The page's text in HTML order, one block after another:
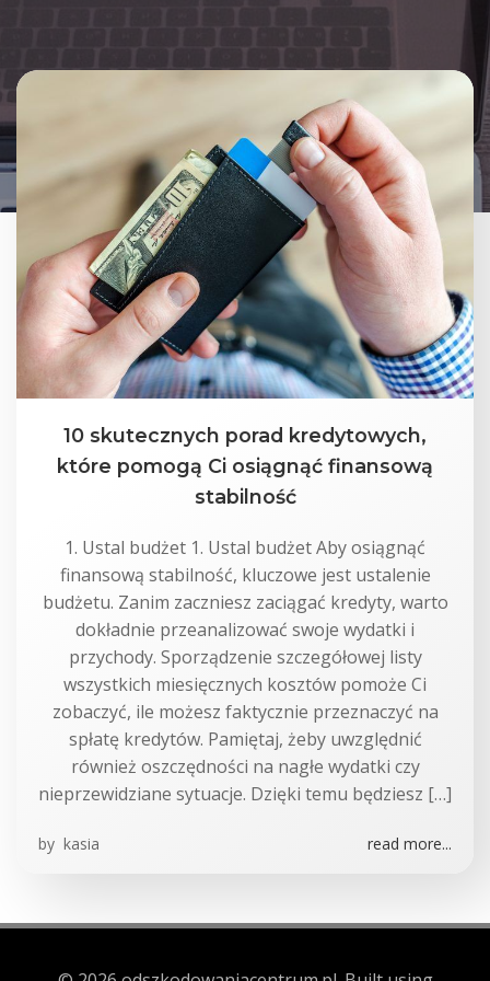
10 skutecznych porad kredytowych,
które pomogą Ci osiągnąć finansową
stabilność
1. Ustal budżet 1. Ustal budżet Aby osiągnąć
finansową stabilność, kluczowe jest ustalenie
budżetu. Zanim zaczniesz zaciągać kredyty, warto
dokładnie przeanalizować swoje wydatki i
przychody. Sporządzenie szczegółowej listy
wszystkich miesięcznych kosztów pomoże Ci
zobaczyć, ile możesz faktycznie przeznaczyć na
spłatę kredytów. Pamiętaj, żeby uwzględnić
również oszczędności na nagłe wydatki czy
nieprzewidziane sytuacje. Dzięki temu będziesz […]
by kasia read more...